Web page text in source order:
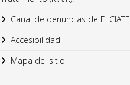
Canal de denuncias de El CIATF
Accesibilidad
Mapa del sitio